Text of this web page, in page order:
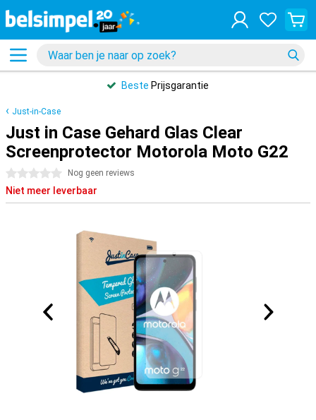
Beste Prijsgarantie
Just-in-Case
Just in Case Gehard Glas Clear
Screenprotector Motorola Moto G22
0 sterren Nog geen reviews
Niet meer leverbaar